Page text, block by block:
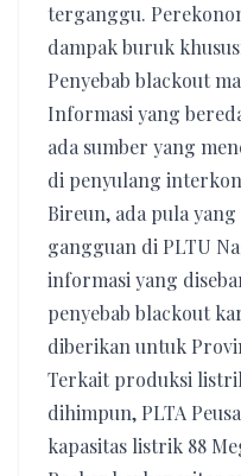
terganggu.
dampak buruk
Penyebab blackout
Informasi yang
ada sumber yang
di penyulang
Bireun, ada pula
gangguan di PLTU
informasi yang
penyebab blackout
diberikan untuk
Terkait produksi
dihimpun, PLTA
kapasitas listrik 88